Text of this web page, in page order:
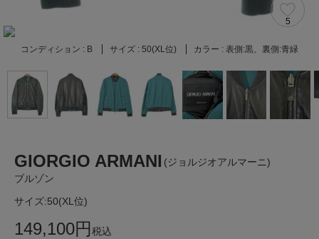
5
コンディション : B サイズ : 50(XL位) カラー : 表側:黒、裏側:青緑
GIORGIO ARMANI (ジョルジオアルマーニ)
ブルゾン
サイズ:50(XL位)
149,100円税込